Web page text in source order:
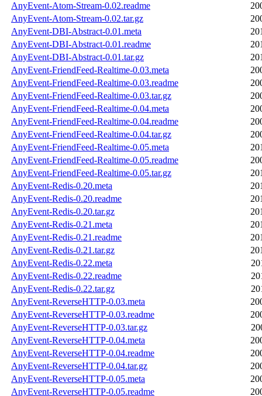
AnyEvent-Atom-Stream-0.02.readme
AnyEvent-Atom-Stream-0.02.tar.gz
AnyEvent-DBI-Abstract-0.01.meta
AnyEvent-DBI-Abstract-0.01.readme
AnyEvent-DBI-Abstract-0.01.tar.gz
AnyEvent-FriendFeed-Realtime-0.03.meta
AnyEvent-FriendFeed-Realtime-0.03.readme
AnyEvent-FriendFeed-Realtime-0.03.tar.gz
AnyEvent-FriendFeed-Realtime-0.04.meta
AnyEvent-FriendFeed-Realtime-0.04.readme
AnyEvent-FriendFeed-Realtime-0.04.tar.gz
AnyEvent-FriendFeed-Realtime-0.05.meta
AnyEvent-FriendFeed-Realtime-0.05.readme
AnyEvent-FriendFeed-Realtime-0.05.tar.gz
AnyEvent-Redis-0.20.meta
AnyEvent-Redis-0.20.readme
AnyEvent-Redis-0.20.tar.gz
AnyEvent-Redis-0.21.meta
AnyEvent-Redis-0.21.readme
AnyEvent-Redis-0.21.tar.gz
AnyEvent-Redis-0.22.meta
AnyEvent-Redis-0.22.readme
AnyEvent-Redis-0.22.tar.gz
AnyEvent-ReverseHTTP-0.03.meta
AnyEvent-ReverseHTTP-0.03.readme
AnyEvent-ReverseHTTP-0.03.tar.gz
AnyEvent-ReverseHTTP-0.04.meta
AnyEvent-ReverseHTTP-0.04.readme
AnyEvent-ReverseHTTP-0.04.tar.gz
AnyEvent-ReverseHTTP-0.05.meta
AnyEvent-ReverseHTTP-0.05.readme